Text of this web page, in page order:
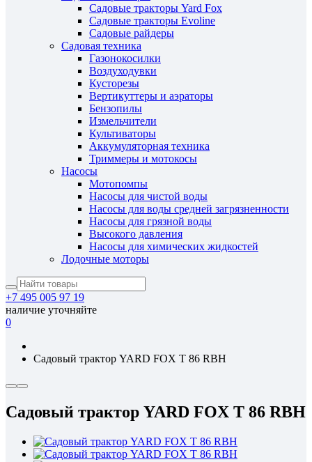
Садовые тракторы Yard Fox
Садовые тракторы Evoline
Садовые райдеры
Садовая техника
Газонокосилки
Воздуходувки
Кусторезы
Вертикуттеры и аэраторы
Бензопилы
Измельчители
Культиваторы
Аккумуляторная техника
Триммеры и мотокосы
Насосы
Мотопомпы
Насосы для чистой воды
Насосы для воды средней загрязненности
Насосы для грязной воды
Высокого давления
Насосы для химических жидкостей
Лодочные моторы
+7 495 005 97 19
наличие уточняйте
0
Садовый трактор YARD FOX T 86 RBH
Садовый трактор YARD FOX T 86 RBH